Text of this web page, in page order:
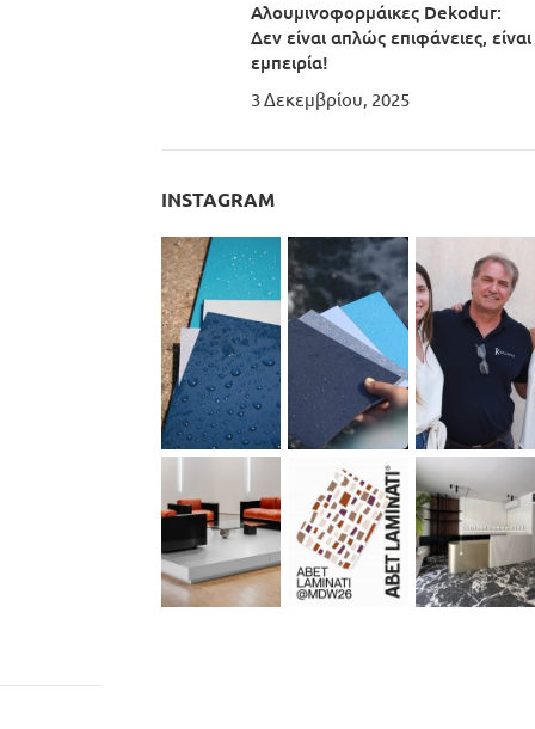
Αλουμινοφορμάικες Dekodur:
Δεν είναι απλώς επιφάνειες, είναι
εμπειρία!
3 Δεκεμβρίου, 2025
INSTAGRAM